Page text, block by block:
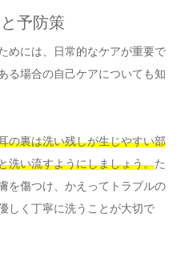
予防策
めには、日常的なケアが重要で
る場合の自己ケアについても知
の裏は洗い残しが生じやすい部
洗い流すようにしましょう。た
を傷つけ、かえってトラブルの
しく丁寧に洗うことが大切で